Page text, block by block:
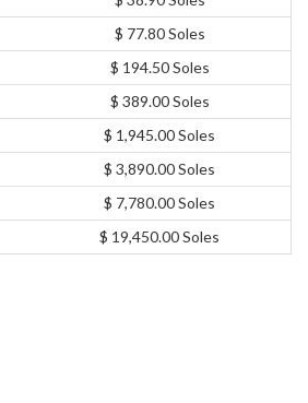
$ 77.80 Soles
$ 194.50 Soles
$ 389.00 Soles
$ 1,945.00 Soles
$ 3,890.00 Soles
$ 7,780.00 Soles
$ 19,450.00 Soles